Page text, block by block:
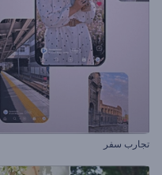
تجارب سفر